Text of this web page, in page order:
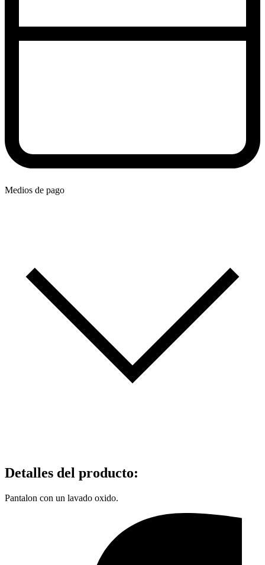
Medios de pago
Detalles del producto:
Pantalon con un lavado oxido.